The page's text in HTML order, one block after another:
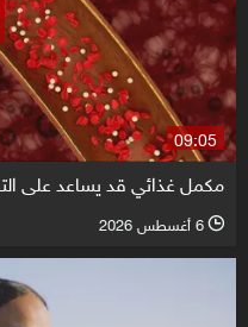
09:05
مكمل غذائي قد يساعد على
l 6 أغسطس 2026